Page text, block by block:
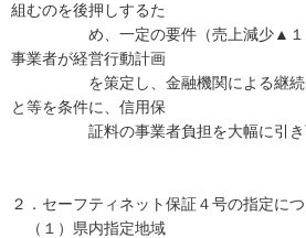
組むのを後押しするた
め、一定の要件（売上減少▲１５
事業者が経営行動計画
を策定し、金融機関による継続的
と等を条件に、信用保
証料の事業者負担を大幅に引き下
２．セーフティネット保証４号の指定に
（１）県内指定地域